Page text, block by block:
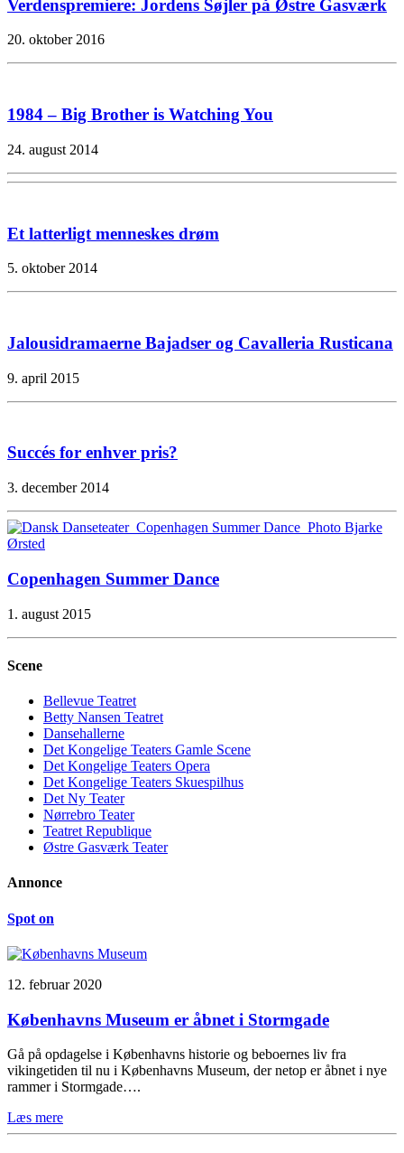
Verdenspremiere: Jordens Søjler på Østre Gasværk
20. oktober 2016
1984 – Big Brother is Watching You
24. august 2014
Et latterligt menneskes drøm
5. oktober 2014
Jalousidramaerne Bajadser og Cavalleria Rusticana
9. april 2015
Succés for enhver pris?
3. december 2014
Copenhagen Summer Dance
1. august 2015
Scene
Bellevue Teatret
Betty Nansen Teatret
Dansehallerne
Det Kongelige Teaters Gamle Scene
Det Kongelige Teaters Opera
Det Kongelige Teaters Skuespilhus
Det Ny Teater
Nørrebro Teater
Teatret Republique
Østre Gasværk Teater
Annonce
Spot on
12. februar 2020
Københavns Museum er åbnet i Stormgade
Gå på opdagelse i Københavns historie og beboernes liv fra
vikingetiden til nu i Københavns Museum, der netop er åbnet i nye
rammer i Stormgade….
Læs mere